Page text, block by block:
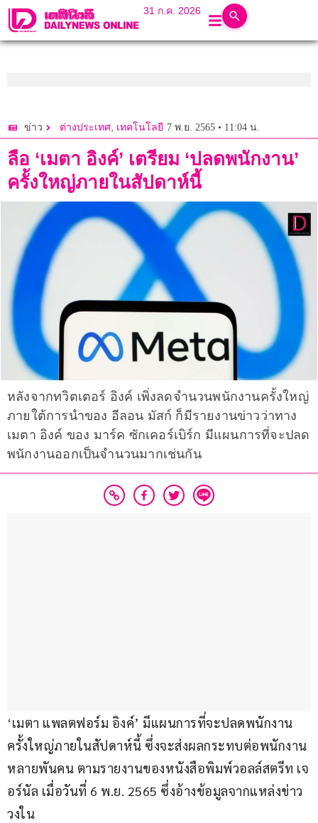
31 ก.ค. 2026
ข่าว ต่างประเทศ, เทคโนโลยี 7 พ.ย. 2565 • 11:04 น.
ลือ ‘เมตา อิงค์’ เตรียม ‘ปลดพนักงาน’
ครั้งใหญ่ภายในสัปดาห์นี้
หลังจากทวิตเตอร์ อิงค์ เพิ่งลดจำนวนพนักงานครั้งใหญ่
ภายใต้การนำของ อีลอน มัสก์ ก็มีรายงานข่าวว่าทาง
เมตา อิงค์ ของ มาร์ค ซักเคอร์เบิร์ก มีแผนการที่จะปลด
พนักงานออกเป็นจำนวนมากเช่นกัน
‘เมตา แพลตฟอร์ม อิงค์’ มีแผนการที่จะปลดพนักงาน
ครั้งใหญ่ภายในสัปดาห์นี้ ซึ่งจะส่งผลกระทบต่อพนักงาน
หลายพันคน ตามรายงานของหนังสือพิมพ์วอลล์สตรีท เจ
อร์นัล เมื่อวันที่ 6 พ.ย. 2565 ซึ่งอ้างข้อมูลจากแหล่งข่าว
วงใน